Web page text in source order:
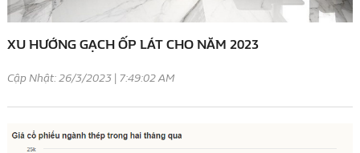
XU HƯỚNG GẠCH ỐP LÁT CHO NĂM 2023
Cập Nhật: 26/3/2023 | 7:49:02 AM